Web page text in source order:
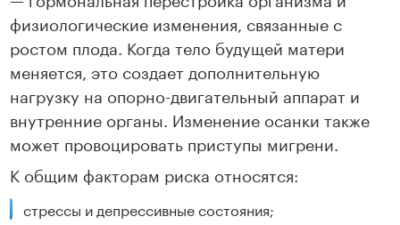
физиологические изменения, связанные с
ростом плода. Когда тело будущей матери
меняется, это создает дополнительную
нагрузку на опорно-двигательный аппарат и
внутренние органы. Изменение осанки также
может провоцировать приступы мигрени.
К общим факторам риска относятся:
стрессы и депрессивные состояния;